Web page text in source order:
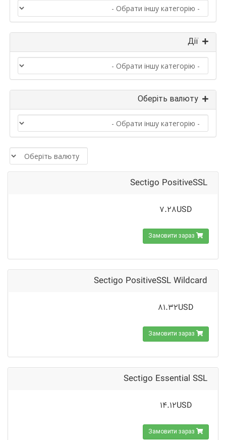
Sectigo PositiveSSL
7.28USD
Замовити зараз
Sectigo PositiveSSL Wildcard
81.32USD
Замовити зараз
Sectigo Essential SSL
14.12USD
Замовити зараз